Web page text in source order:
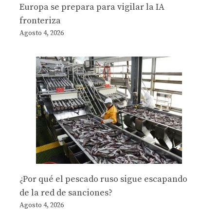
Europa se prepara para vigilar la IA
fronteriza
Agosto 4, 2026
¿Por qué el pescado ruso sigue escapando
de la red de sanciones?
Agosto 4, 2026